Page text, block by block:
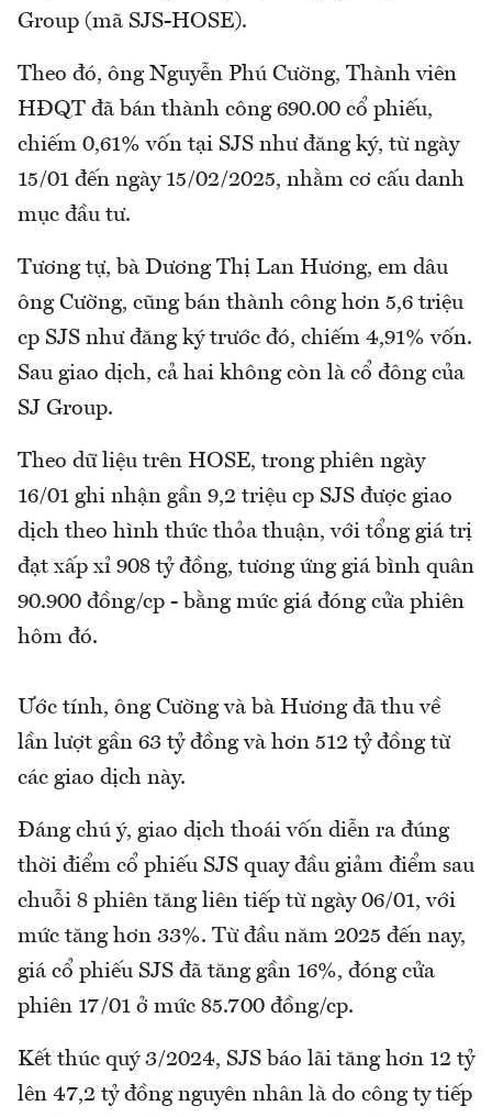
Group (mã SJS-HOSE).
Theo đó, ông Nguyễn Phú Cường, Thành viên
HĐQT đã bán thành công 690.00 cổ phiếu,
chiếm 0,61% vốn tại SJS như đăng ký, từ ngày
15/01 đến ngày 15/02/2025, nhằm cơ cấu danh
mục đầu tư.
Tương tự, bà Dương Thị Lan Hương, em dâu
ông Cường, cũng bán thành công hơn 5,6 triệu
cp SJS như đăng ký trước đó, chiếm 4,91% vốn.
Sau giao dịch, cả hai không còn là cổ đông của
SJ Group.
Theo dữ liệu trên HOSE, trong phiên ngày
16/01 ghi nhận gần 9,2 triệu cp SJS được giao
dịch theo hình thức thỏa thuận, với tổng giá trị
đạt xấp xỉ 908 tỷ đồng, tương ứng giá bình quân
90.900 đồng/cp - bằng mức giá đóng cửa phiên
hôm đó.
Ước tính, ông Cường và bà Hương đã thu về
lần lượt gần 63 tỷ đồng và hơn 512 tỷ đồng từ
các giao dịch này.
Đáng chú ý, giao dịch thoái vốn diễn ra đúng
thời điểm cổ phiếu SJS quay đầu giảm điểm sau
chuỗi 8 phiên tăng liên tiếp từ ngày 06/01, với
mức tăng hơn 33%. Từ đầu năm 2025 đến nay,
giá cổ phiếu SJS đã tăng gần 16%, đóng cửa
phiên 17/01 ở mức 85.700 đồng/cp.
Kết thúc quý 3/2024, SJS báo lãi tăng hơn 12 tỷ
lên 47,2 tỷ đồng nguyên nhân là do công ty tiếp